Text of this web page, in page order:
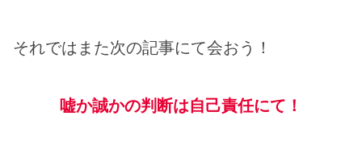
それではまた次の記事にて会おう！
嘘か誠かの判断は自己責任にて！